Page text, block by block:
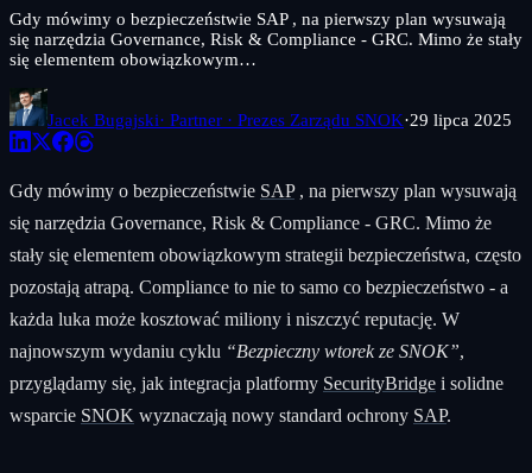
Gdy mówimy o bezpieczeństwie SAP , na pierwszy plan wysuwają
się narzędzia Governance, Risk & Compliance - GRC. Mimo że stały
się elementem obowiązkowym…
Jacek Bugajski· Partner · Prezes Zarządu SNOK·29 lipca 2025
Gdy mówimy o bezpieczeństwie SAP, na pierwszy plan wysuwają
się narzędzia Governance, Risk & Compliance - GRC. Mimo że
stały się elementem obowiązkowym strategii bezpieczeństwa, często
pozostają atrapą. Compliance to nie to samo co bezpieczeństwo - a
każda luka może kosztować miliony i niszczyć reputację. W
najnowszym wydaniu cyklu “Bezpieczny wtorek ze SNOK”,
przyglądamy się, jak integracja platformy SecurityBridge i solidne
wsparcie SNOK wyznaczają nowy standard ochrony SAP.